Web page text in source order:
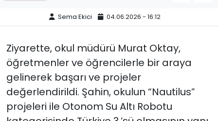
Sema Ekici 04.06.2026 - 16:12
Ziyarette, okul müdürü Murat Oktay,
öğretmenler ve öğrencilerle bir araya
gelinerek başarı ve projeler
değerlendirildi. Şahin, okulun “Nautilus”
projeleri ile Otonom Su Altı Robotu